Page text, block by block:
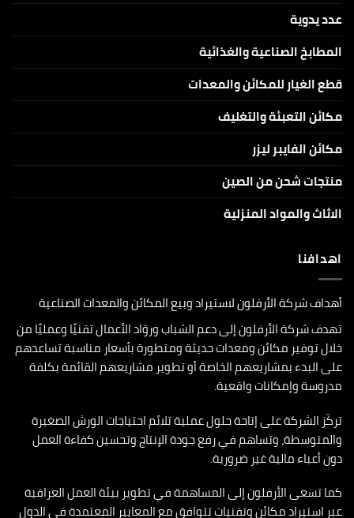
عدد يدوية
المطابخ الصناعية والغذائية
قطع الغيار للمكائن والمعدات
مكائن التعبئة والتغليف
مكائن الفايبر ليزر
منتجات شحن من الصين
الاثاث والمواد المنزلية
اهدافنا
أهداف شركة الأرفلون لاستيراد وبيع المكائن والمعدات الصناعية
تهدف شركة الأرفلون إلى دعم الشباب وروّاد الأعمال تقنيًا وعمليًا من
خلال توفير مكائن ومعدات حديثة ومتطورة بأسعار مناسبة تساعدهم
على البدء بمشاريعهم الخاصة أو تطوير مشاريعهم القائمة بكلفة
مدروسة وإمكانات واقعية.
تركّز الشركة على إتاحة حلول عملية تلائم احتياجات الورش الصغيرة
والمتوسطة، وتساهم في رفع جودة الإنتاج وتحسين كفاءة العمل
دون أعباء مالية غير ضرورية.
كما تسعى الأرفلون إلى المساهمة في تطوير بيئة العمل العراقية
عبر استيراد مكائن وتقنيات تتوافق مع المعايير المعتمدة في الدول